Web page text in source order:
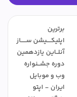
برترین
اپلیکــــیشن ســـــاز
آنلــاین یازدهمین
دوره جشــنواره
وب و موبایل
ایران - اپتو